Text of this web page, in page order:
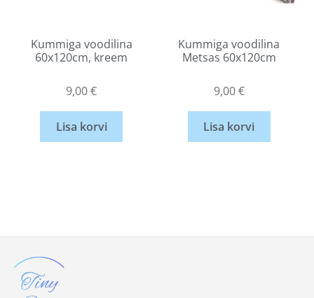
Kummiga voodilina
60x120cm, kreem
9,00€
Lisa korvi
Kummiga voodilina
Metsas 60x120cm
9,00€
Lisa korvi